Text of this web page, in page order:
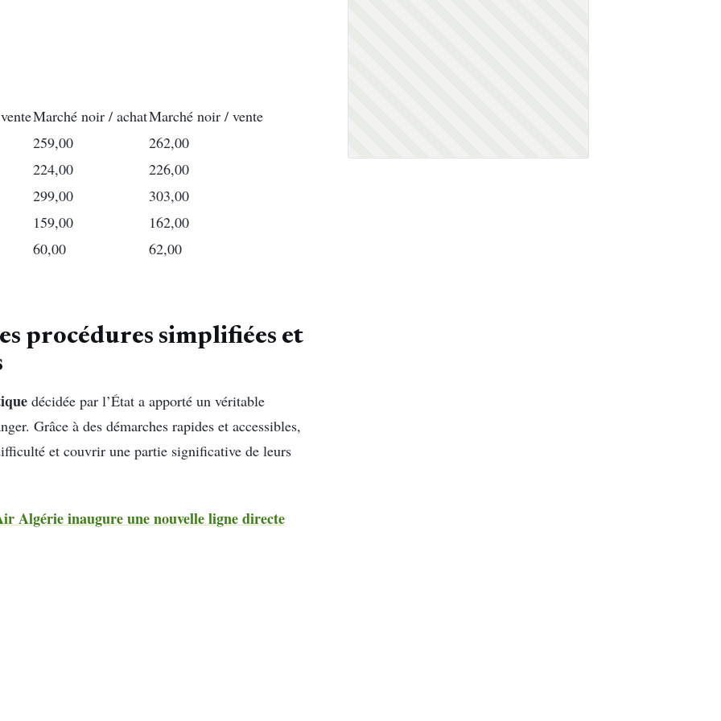
Marché noir / achatMarché noir / vente
259,00
262,00
224,00
226,00
299,00
303,00
159,00
162,00
60,00
62,00
procédures simplifiées et
décidée par l’État a apporté un véritable
Grâce à des démarches rapides et accessibles,
et couvrir une partie significative de leurs
Algérie inaugure une nouvelle ligne directe